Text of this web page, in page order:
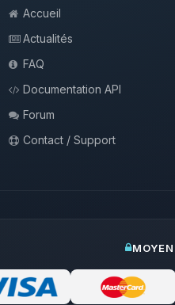
Accueil
Actualités
FAQ
Documentation API
Forum
Contact / Support